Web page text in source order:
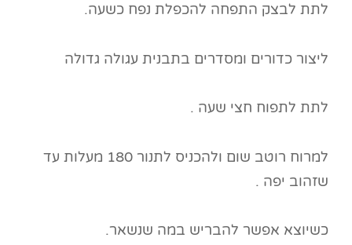
לתת לבצק התפחה להכפלת נפח כשעה.
ליצור כדורים ומסדרים בתבנית עגולה גדולה
לתת לתפוח חצי שעה .
למרוח רוטב שום ולהכניס לתנור 180 מעלות עד
שזהוב יפה .
כשיוצא אפשר להבריש במה שנשאר.